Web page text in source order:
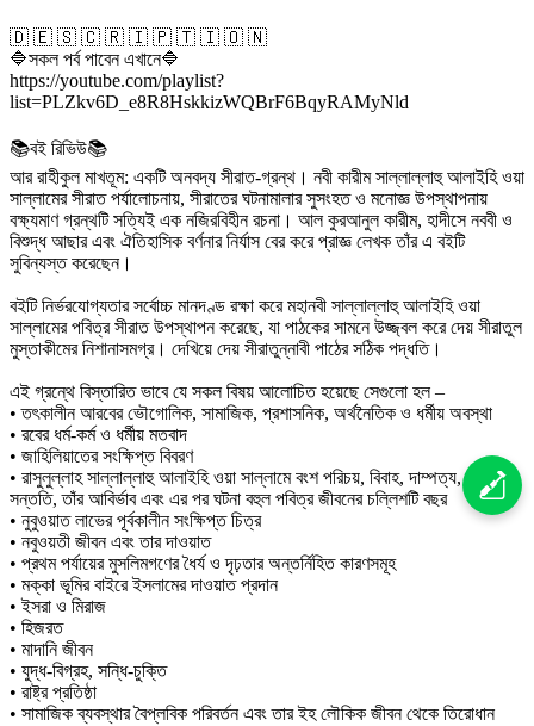
🇩 🇪 🇸 🇨 🇷 🇮 🇵 🇹 🇮 🇴 🇳
🔷সকল পর্ব পাবেন এখানে🔷
https://youtube.com/playlist?
list=PLZkv6D_e8R8HskkizWQBrF6BqyRAMyNld
📚বই রিভিউ📚
আর রাহীকুল মাখতূম: একটি অনবদ্য সীরাত-গ্রন্থ। নবী কারীম সাল্লাল্লাহু আলাইহি ওয়া
সাল্লামের সীরাত পর্যালোচনায়, সীরাতের ঘটনামালার সুসংহত ও মনোজ্ঞ উপস্থাপনায়
বক্ষ্যমাণ গ্রন্থটি সত্যিই এক নজিরবিহীন রচনা। আল কুরআনুল কারীম, হাদীসে নববী ও
বিশুদ্ধ আছার এবং ঐতিহাসিক বর্ণনার নির্যাস বের করে প্রাজ্ঞ লেখক তাঁর এ বইটি
সুবিন্যস্ত করেছেন।
বইটি নির্ভরযোগ্যতার সর্বোচ্চ মানদণ্ড রক্ষা করে মহানবী সাল্লাল্লাহু আলাইহি ওয়া
সাল্লামের পবিত্র সীরাত উপস্থাপন করেছে, যা পাঠকের সামনে উজ্জ্বল করে দেয় সীরাতুল
মুস্তাকীমের নিশানাসমগ্র। দেখিয়ে দেয় সীরাতুন্নাবী পাঠের সঠিক পদ্ধতি।
এই গ্রন্থে বিস্তারিত ভাবে যে সকল বিষয় আলোচিত হয়েছে সেগুলো হল –
• তৎকালীন আরবের ভৌগোলিক, সামাজিক, প্রশাসনিক, অর্থনৈতিক ও ধর্মীয় অবস্থা
• রবের ধর্ম-কর্ম ও ধর্মীয় মতবাদ
• জাহিলিয়াতের সংক্ষিপ্ত বিবরণ
• রাসুলুল্লাহ সাল্লাল্লাহু আলাইহি ওয়া সাল্লামে বংশ পরিচয়, বিবাহ, দাম্পত্য, সন্তান-
সন্ততি, তাঁর আবির্ভাব এবং এর পর ঘটনা বহুল পবিত্র জীবনের চল্লিশটি বছর
• নুবুওয়াত লাভের পূর্বকালীন সংক্ষিপ্ত চিত্র
• নবুওয়তী জীবন এবং তার দাওয়াত
• প্রথম পর্যায়ের মুসলিমগণের ধৈর্য ও দৃঢ়তার অন্তর্নিহিত কারণসমূহ
• মক্কা ভূমির বাইরে ইসলামের দাওয়াত প্রদান
• ইসরা ও মিরাজ
• হিজরত
• মাদানি জীবন
• যুদ্ধ-বিগ্রহ, সন্ধি-চুক্তি
• রাষ্ট্র প্রতিষ্ঠা
• সামাজিক ব্যবস্থার বৈপ্লবিক পরিবর্তন এবং তার ইহ লৌকিক জীবন থেকে তিরোধান